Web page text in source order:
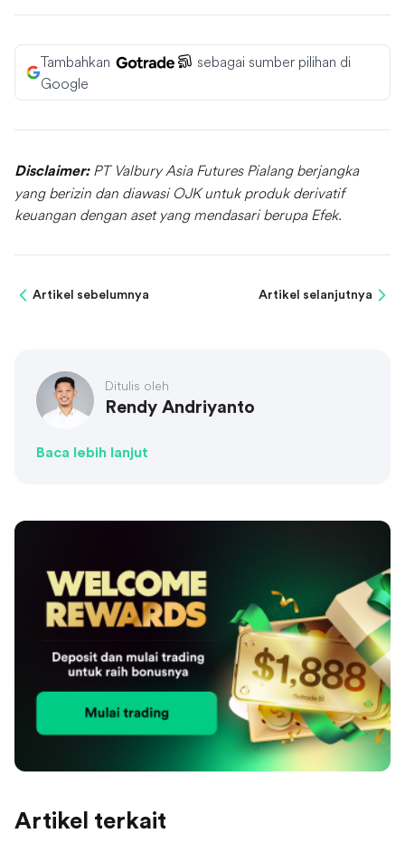
Tambahkan
sebagai sumber pilihan di
Google
Disclaimer: PT Valbury Asia Futures Pialang berjangka
yang berizin dan diawasi OJK untuk produk derivatif
keuangan dengan aset yang mendasari berupa Efek.
Artikel sebelumnya Artikel selanjutnya
Ditulis oleh
Rendy Andriyanto
Baca lebih lanjut
Artikel terkait